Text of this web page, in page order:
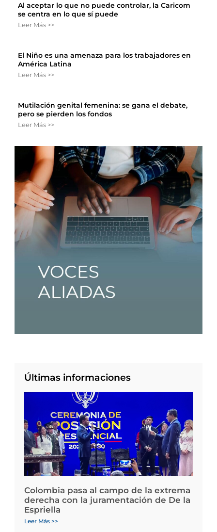
Al aceptar lo que no puede controlar, la Caricom
se centra en lo que sí puede
Leer Más >>
El Niño es una amenaza para los trabajadores en
América Latina
Leer Más >>
Mutilación genital femenina: se gana el debate,
pero se pierden los fondos
Leer Más >>
Últimas informaciones
Colombia pasa al campo de la extrema
derecha con la juramentación de De la
Espriella
Leer Más >>